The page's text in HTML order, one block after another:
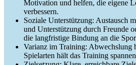
Motivation und helfen, die eigene
verbessern.
Soziale Unterstützung: Austausch
und Unterstützung durch Freunde
die langfristige Bindung an die
Varianz im Training: Abwechslung
Spielarten hält das Training